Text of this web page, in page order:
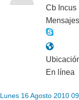
Cb Incus
En línea
Lunes 16 Agosto 2010